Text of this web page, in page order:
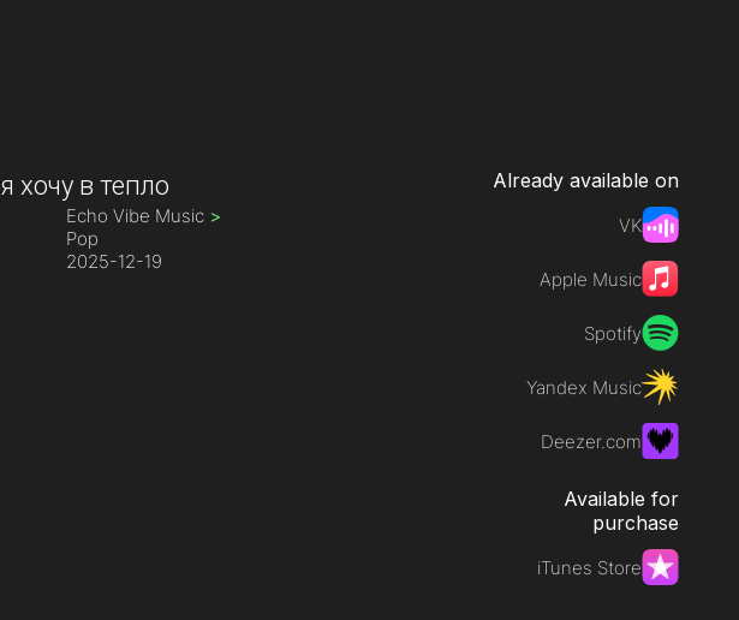
я хочу в тепло
Echo Vibe Music >
Pop
2025-12-19
Already available on
VK
Apple Music
Spotify
Yandex Music
Deezer.com
Available for
purchase
iTunes Store